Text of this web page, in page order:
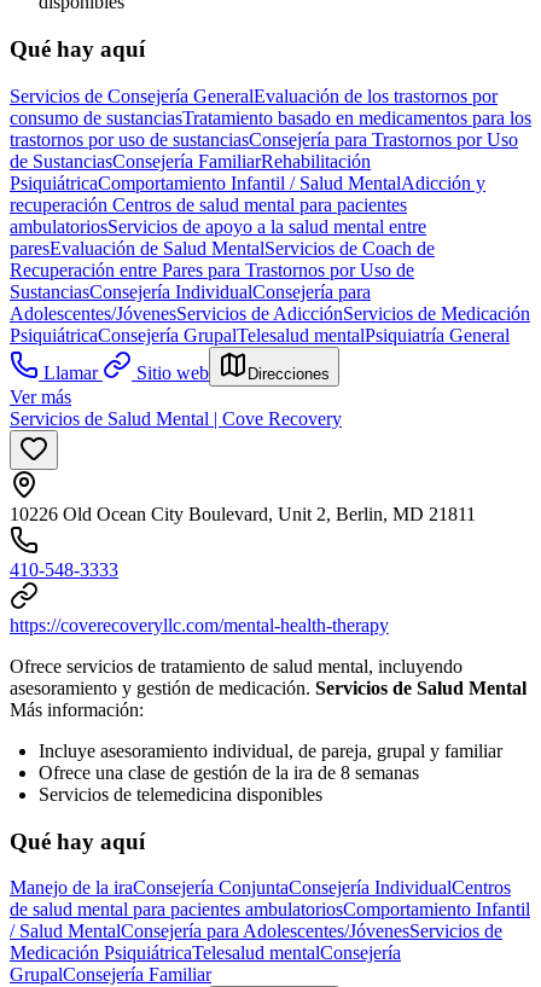
Qué hay aquí
Servicios de Consejería GeneralEvaluación de los trastornos por
consumo de sustanciasTratamiento basado en medicamentos para los
trastornos por uso de sustanciasConsejería para Trastornos por Uso
de SustanciasConsejería FamiliarRehabilitación
PsiquiátricaComportamiento Infantil / Salud MentalAdicción y
recuperación Centros de salud mental para pacientes
ambulatoriosServicios de apoyo a la salud mental entre
paresEvaluación de Salud MentalServicios de Coach de
Recuperación entre Pares para Trastornos por Uso de
SustanciasConsejería IndividualConsejería para
Adolescentes/JóvenesServicios de AdicciónServicios de Medicación
PsiquiátricaConsejería GrupalTelesalud mentalPsiquiatría General
Llamar
Sitio web Direcciones
Ver más
Servicios de Salud Mental | Cove Recovery
10226 Old Ocean City Boulevard, Unit 2, Berlin, MD 21811
410-548-3333
https://coverecoveryllc.com/mental-health-therapy
Ofrece servicios de tratamiento de salud mental, incluyendo
asesoramiento y gestión de medicación. Servicios de Salud Mental
Más información:
Incluye asesoramiento individual, de pareja, grupal y familiar
Ofrece una clase de gestión de la ira de 8 semanas
Servicios de telemedicina disponibles
Qué hay aquí
Manejo de la iraConsejería ConjuntaConsejería IndividualCentros
de salud mental para pacientes ambulatoriosComportamiento Infantil
/ Salud MentalConsejería para Adolescentes/JóvenesServicios de
Medicación PsiquiátricaTelesalud mentalConsejería
GrupalConsejería Familiar